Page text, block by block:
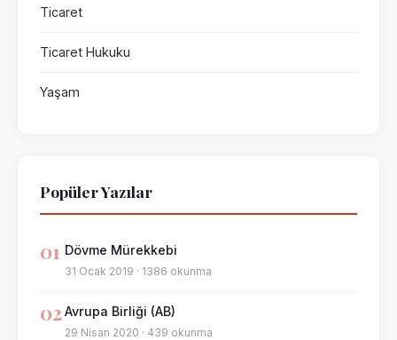
Ticaret
Ticaret Hukuku
Yaşam
Popüler Yazılar
01 Dövme Mürekkebi
31 Ocak 2019 · 1386 okunma
02Avrupa Birliği (AB)
29 Nisan 2020 · 439 okunma